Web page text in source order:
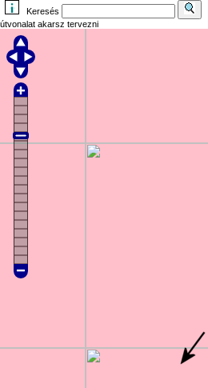
Keresés
útvonalat akarsz tervezni